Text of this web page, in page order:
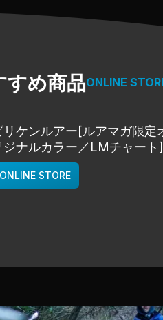
すめ商品ONLINE
リケンルアー[ルアマガ限定
ジナルカラー／LMチャート
ONLINE STORE